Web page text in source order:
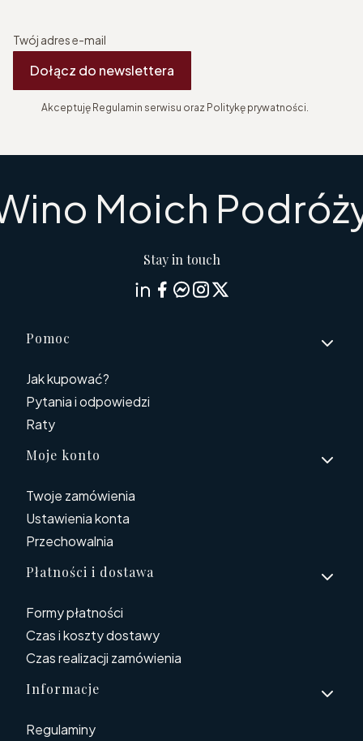
Twój adres e-mail
Dołącz do newslettera
Akceptuję Regulamin serwisu oraz Politykę prywatności.
Moich
Stay in touch
Linki w stopce
Pomoc
Jak kupować?
Pytania i odpowiedzi
Raty
Moje konto
Twoje zamówienia
Ustawienia konta
Przechowalnia
Płatności i dostawa
Formy płatności
Czas i koszty dostawy
Czas realizacji zamówienia
Informacje
Regulaminy